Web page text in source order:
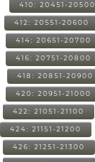
410: 20451-20500
412: 20551-20600
414: 20651-20700
416: 20751-20800
418: 20851-20900
420: 20951-21000
422: 21051-21100
424: 21151-21200
426: 21251-21300